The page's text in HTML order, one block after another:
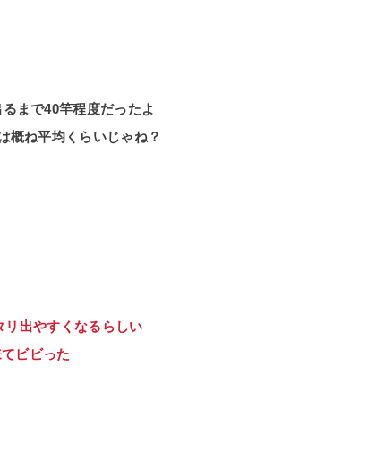
まで40竿程度だったよ
概ね平均くらいじゃね？
出やすくなるらしい
ビビった